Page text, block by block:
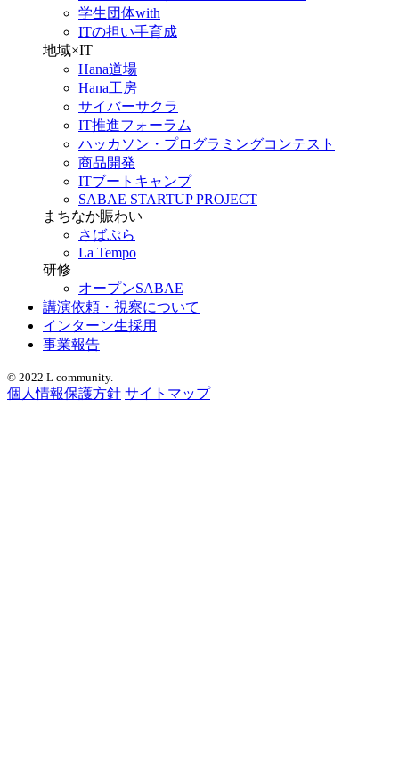
学生団体with
ITの担い手育成
地域×IT
Hana道場
Hana工房
サイバーサクラ
IT推進フォーラム
ハッカソン・プログラミングコンテスト
商品開発
ITブートキャンプ
SABAE STARTUP PROJECT
まちなか賑わい
さばぷら
La Tempo
研修
オープンSABAE
講演依頼・視察について
インターン生採用
事業報告
© 2022 L community.
個人情報保護方針 サイトマップ